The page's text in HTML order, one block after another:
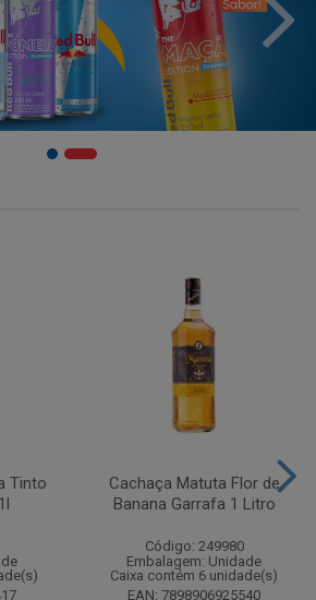
Tinto
Cachaça Matuta Flor de
Banana Garrafa 1 Litro
Código: 249980
Embalagem: Unidade
Caixa contém 6 unidade(s)
EAN: 7898906925540